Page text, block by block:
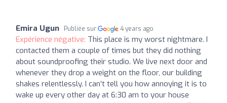
Emira Ugun Publiée sur 4 years ago
Expérience négative: This place is my worst nightmare. I
contacted them a couple of times but they did nothing
about soundproofing their studio. We live next door and
whenever they drop a weight on the floor, our building
shakes relentlessly. I can’t tell you how annoying it is to
wake up every other day at 6:30 am to your house